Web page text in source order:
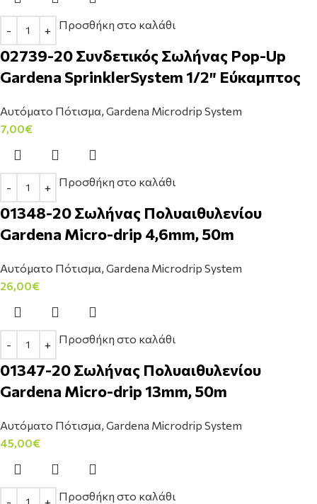
Προσθήκη στο καλάθι
02739-20 Συνδετικός Σωλήνας Pop-Up
Gardena SprinklerSystem 1/2″ Εύκαμπτος
Αυτόματο Πότισμα, Gardena Microdrip System
7,00€
Προσθήκη στο καλάθι
01348-20 Σωλήνας Πολυαιθυλενίου
Gardena Micro-drip 4,6mm, 50m
Αυτόματο Πότισμα, Gardena Microdrip System
26,00€
Προσθήκη στο καλάθι
01347-20 Σωλήνας Πολυαιθυλενίου
Gardena Micro-drip 13mm, 50m
Αυτόματο Πότισμα, Gardena Microdrip System
45,00€
Προσθήκη στο καλάθι